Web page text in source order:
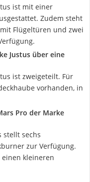
ist mit einer
Zudem steht
Flügeltüren und zwei
Justus über eine
ist zweigeteilt. Für
vorhanden, in
Pro der Marke
stellt sechs
zur Verfügung.
kleineren